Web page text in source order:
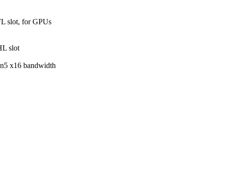
slot, for GPUs
slot
x16 bandwidth